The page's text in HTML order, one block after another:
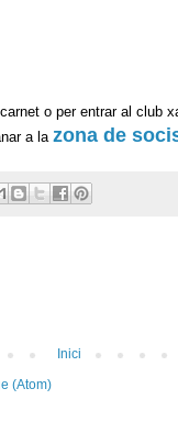
o per entrar al club
a la zona de
Inici
(Atom)